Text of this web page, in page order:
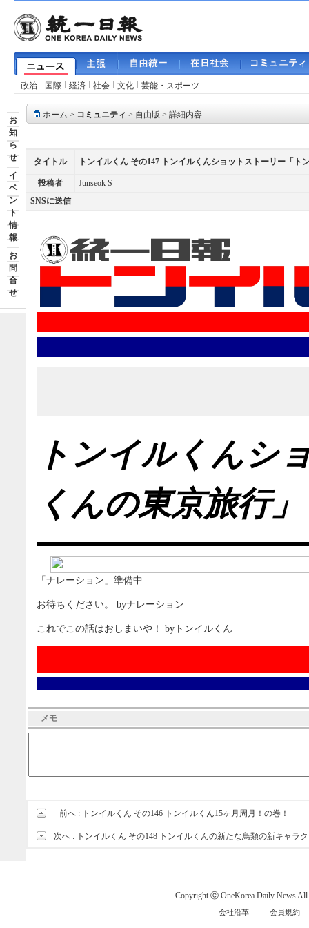
政治 国際 経済 社会 文化 芸能・スポーツ
お
知
ら
せ
イ
ベ
ン
ト
情
報
お
問
合
せ
ホーム > コミュニティ > 自由版 > 詳細内容
タイトル トンイルくん その147 トンイルくんショットストーリー「ト
投稿者
Junseok S
SNSに送信
トンイルくんシ
くんの東京旅行
「ナレーション」準備中
お待ちください。 byナレーション
これでこの話はおしまいや！ byトンイルくん
メモ
前へ : トンイルくん その146 トンイルくん15ヶ月周月！の巻！
次へ : トンイルくん その148 トンイルくんの新たな鳥類の新キャラ
Copyright ⓒ OneKorea Daily News All
会社沿革 会員規約